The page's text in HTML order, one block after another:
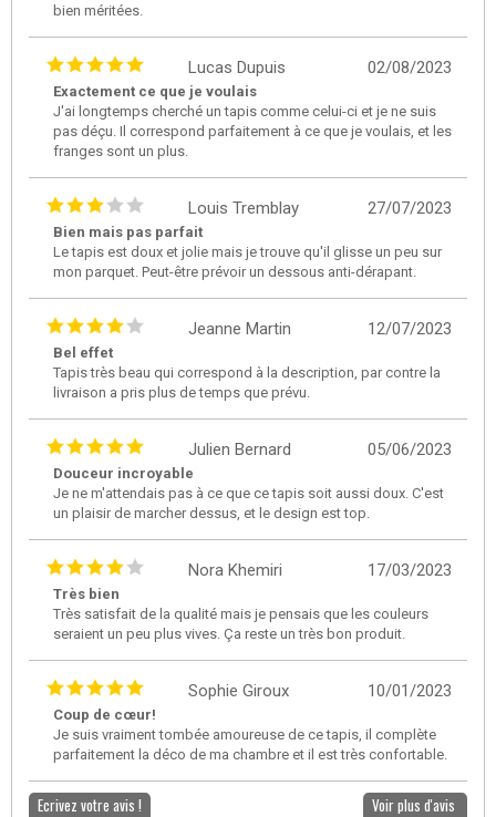
bien méritées.
02/08/2023
Lucas Dupuis
Exactement ce que je voulais
J'ai longtemps cherché un tapis comme celui-ci et je ne suis
pas déçu. Il correspond parfaitement à ce que je voulais, et les
franges sont un plus.
27/07/2023
Louis Tremblay
Bien mais pas parfait
Le tapis est doux et jolie mais je trouve qu'il glisse un peu sur
mon parquet. Peut-être prévoir un dessous anti-dérapant.
12/07/2023
Jeanne Martin
Bel effet
Tapis très beau qui correspond à la description, par contre la
livraison a pris plus de temps que prévu.
05/06/2023
Julien Bernard
Douceur incroyable
Je ne m'attendais pas à ce que ce tapis soit aussi doux. C'est
un plaisir de marcher dessus, et le design est top.
17/03/2023
Nora Khemiri
Très bien
Très satisfait de la qualité mais je pensais que les couleurs
seraient un peu plus vives. Ça reste un très bon produit.
10/01/2023
Sophie Giroux
Coup de cœur!
Je suis vraiment tombée amoureuse de ce tapis, il complète
parfaitement la déco de ma chambre et il est très confortable.
Ecrivez votre avis ! Voir plus d'avis